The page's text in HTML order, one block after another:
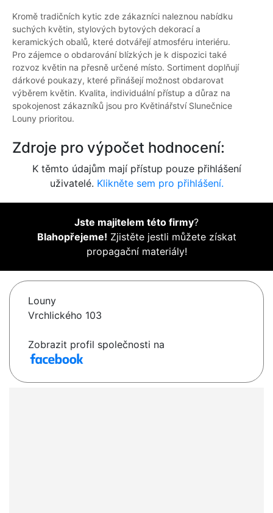
Kromě tradičních kytic zde zákazníci naleznou nabídku
suchých květin, stylových bytových dekorací a
keramických obalů, které dotvářejí atmosféru interiéru.
Pro zájemce o obdarování blízkých je k dispozici také
rozvoz květin na přesně určené místo. Sortiment doplňují
dárkové poukazy, které přinášejí možnost obdarovat
výběrem květin. Kvalita, individuální přístup a důraz na
spokojenost zákazníků jsou pro Květinářství Slunečnice
Louny prioritou.
Zdroje pro výpočet hodnocení:
K těmto údajům mají přístup pouze přihlášení
uživatelé. Klikněte sem pro přihlášení.
Jste majitelem této firmy?
Blahopřejeme! Zjistěte jestli můžete získat
propagační materiály!
Louny
Vrchlického 103
Zobrazit profil společnosti na